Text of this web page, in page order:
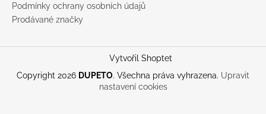
Podmínky ochrany osobních údajů
Prodávané značky
Vytvořil Shoptet
Copyright 2026 DUPETO. Všechna práva vyhrazena. Upravit
nastavení cookies